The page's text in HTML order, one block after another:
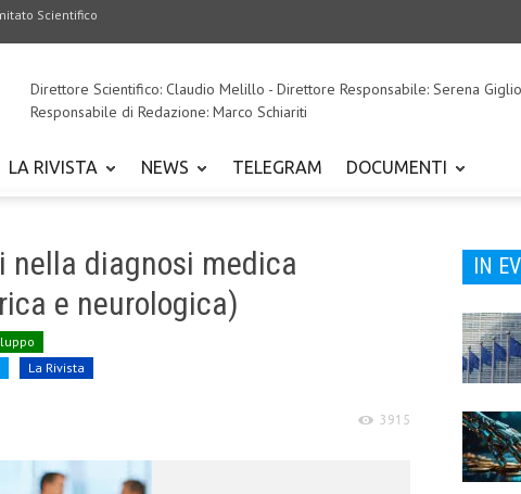
Scientifico
Direttore Scientifico: Claudio Melillo - Direttore Responsabile: Serena
Responsabile di Redazione: Marco Schiariti
LA RIVISTA NEWS TELEGRAM DOCUMENTI
nella diagnosi medica
e neurologica)
La Rivista
3915
IN